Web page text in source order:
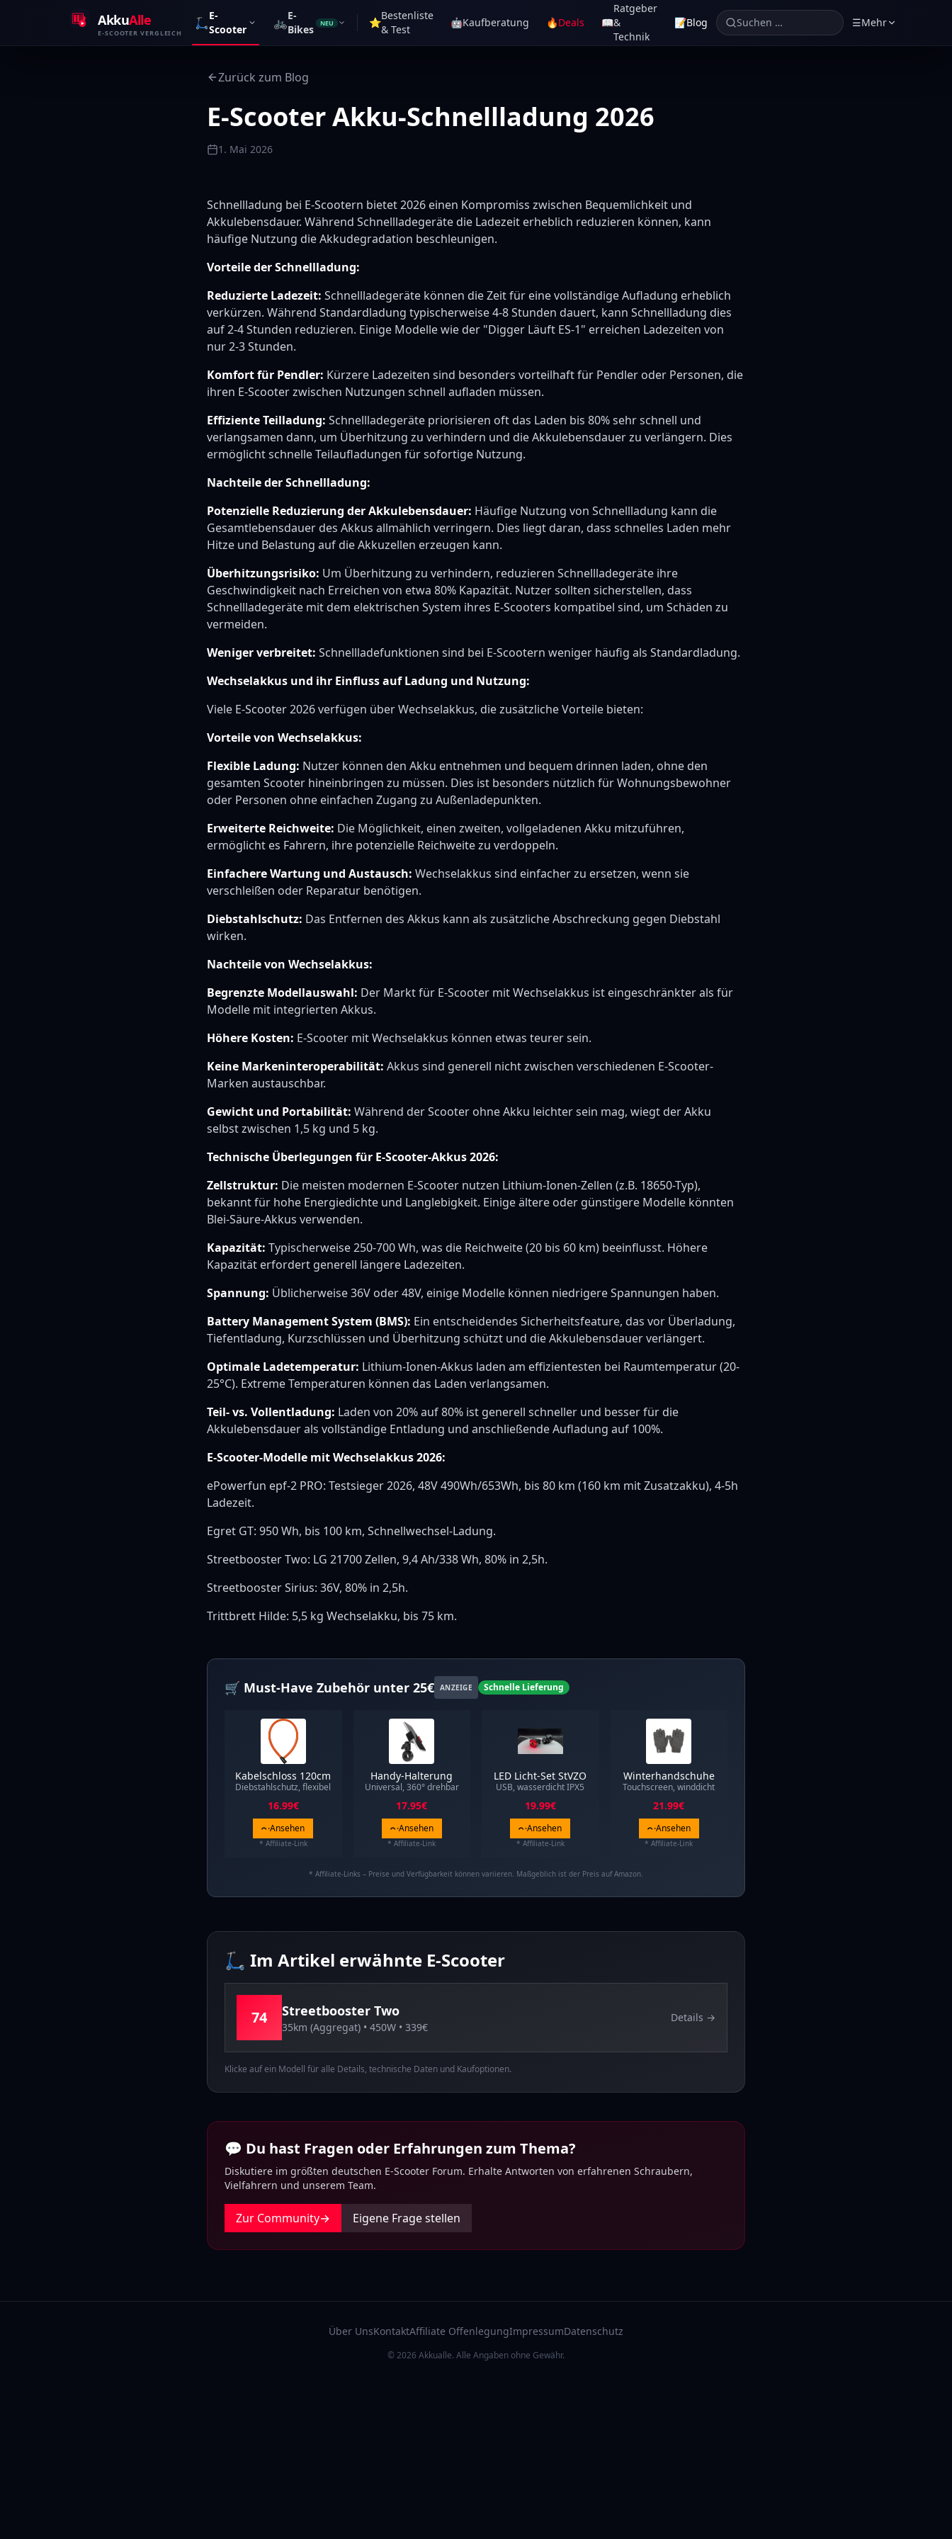
AkkuAlle
E-SCOOTER VERGLEICH
🛴E-
Scooter
🚲E-
Bikes
NEU ⭐
Bestenliste
& Test
🤖Kaufberatung 🔥Deals 📖
Ratgeber
&
Technik
📝Blog Suchen … ☰Mehr
Zurück zum Blog
E-Scooter Akku-Schnellladung 2026
1. Mai 2026
Schnellladung bei E-Scootern bietet 2026 einen Kompromiss zwischen Bequemlichkeit und
Akkulebensdauer. Während Schnellladegeräte die Ladezeit erheblich reduzieren können, kann
häufige Nutzung die Akkudegradation beschleunigen.
Vorteile der Schnellladung:
Reduzierte Ladezeit: Schnellladegeräte können die Zeit für eine vollständige Aufladung erheblich
verkürzen. Während Standardladung typischerweise 4-8 Stunden dauert, kann Schnellladung dies
auf 2-4 Stunden reduzieren. Einige Modelle wie der "Digger Läuft ES-1" erreichen Ladezeiten von
nur 2-3 Stunden.
Komfort für Pendler: Kürzere Ladezeiten sind besonders vorteilhaft für Pendler oder Personen, die
ihren E-Scooter zwischen Nutzungen schnell aufladen müssen.
Effiziente Teilladung: Schnellladegeräte priorisieren oft das Laden bis 80% sehr schnell und
verlangsamen dann, um Überhitzung zu verhindern und die Akkulebensdauer zu verlängern. Dies
ermöglicht schnelle Teilaufladungen für sofortige Nutzung.
Nachteile der Schnellladung:
Potenzielle Reduzierung der Akkulebensdauer: Häufige Nutzung von Schnellladung kann die
Gesamtlebensdauer des Akkus allmählich verringern. Dies liegt daran, dass schnelles Laden mehr
Hitze und Belastung auf die Akkuzellen erzeugen kann.
Überhitzungsrisiko: Um Überhitzung zu verhindern, reduzieren Schnellladegeräte ihre
Geschwindigkeit nach Erreichen von etwa 80% Kapazität. Nutzer sollten sicherstellen, dass
Schnellladegeräte mit dem elektrischen System ihres E-Scooters kompatibel sind, um Schäden zu
vermeiden.
Weniger verbreitet: Schnellladefunktionen sind bei E-Scootern weniger häufig als Standardladung.
Wechselakkus und ihr Einfluss auf Ladung und Nutzung:
Viele E-Scooter 2026 verfügen über Wechselakkus, die zusätzliche Vorteile bieten:
Vorteile von Wechselakkus:
Flexible Ladung: Nutzer können den Akku entnehmen und bequem drinnen laden, ohne den
gesamten Scooter hineinbringen zu müssen. Dies ist besonders nützlich für Wohnungsbewohner
oder Personen ohne einfachen Zugang zu Außenladepunkten.
Erweiterte Reichweite: Die Möglichkeit, einen zweiten, vollgeladenen Akku mitzuführen,
ermöglicht es Fahrern, ihre potenzielle Reichweite zu verdoppeln.
Einfachere Wartung und Austausch: Wechselakkus sind einfacher zu ersetzen, wenn sie
verschleißen oder Reparatur benötigen.
Diebstahlschutz: Das Entfernen des Akkus kann als zusätzliche Abschreckung gegen Diebstahl
wirken.
Nachteile von Wechselakkus:
Begrenzte Modellauswahl: Der Markt für E-Scooter mit Wechselakkus ist eingeschränkter als für
Modelle mit integrierten Akkus.
Höhere Kosten: E-Scooter mit Wechselakkus können etwas teurer sein.
Keine Markeninteroperabilität: Akkus sind generell nicht zwischen verschiedenen E-Scooter-
Marken austauschbar.
Gewicht und Portabilität: Während der Scooter ohne Akku leichter sein mag, wiegt der Akku
selbst zwischen 1,5 kg und 5 kg.
Technische Überlegungen für E-Scooter-Akkus 2026:
Zellstruktur: Die meisten modernen E-Scooter nutzen Lithium-Ionen-Zellen (z.B. 18650-Typ),
bekannt für hohe Energiedichte und Langlebigkeit. Einige ältere oder günstigere Modelle könnten
Blei-Säure-Akkus verwenden.
Kapazität: Typischerweise 250-700 Wh, was die Reichweite (20 bis 60 km) beeinflusst. Höhere
Kapazität erfordert generell längere Ladezeiten.
Spannung: Üblicherweise 36V oder 48V, einige Modelle können niedrigere Spannungen haben.
Battery Management System (BMS): Ein entscheidendes Sicherheitsfeature, das vor Überladung,
Tiefentladung, Kurzschlüssen und Überhitzung schützt und die Akkulebensdauer verlängert.
Optimale Ladetemperatur: Lithium-Ionen-Akkus laden am effizientesten bei Raumtemperatur (20-
25°C). Extreme Temperaturen können das Laden verlangsamen.
Teil- vs. Vollentladung: Laden von 20% auf 80% ist generell schneller und besser für die
Akkulebensdauer als vollständige Entladung und anschließende Aufladung auf 100%.
E-Scooter-Modelle mit Wechselakkus 2026:
ePowerfun epf-2 PRO: Testsieger 2026, 48V 490Wh/653Wh, bis 80 km (160 km mit Zusatzakku), 4-5h
Ladezeit.
Egret GT: 950 Wh, bis 100 km, Schnellwechsel-Ladung.
Streetbooster Two: LG 21700 Zellen, 9,4 Ah/338 Wh, 80% in 2,5h.
Streetbooster Sirius: 36V, 80% in 2,5h.
Trittbrett Hilde: 5,5 kg Wechselakku, bis 75 km.
🛒 Must-Have Zubehör unter 25€ ANZEIGE Schnelle Lieferung
Kabelschloss 120cm
Diebstahlschutz, flexibel
16.99€
Ansehen
* Affiliate-Link
Handy-Halterung
Universal, 360° drehbar
17.95€
Ansehen
* Affiliate-Link
LED Licht-Set StVZO
USB, wasserdicht IPX5
19.99€
Ansehen
* Affiliate-Link
Winterhandschuhe
Touchscreen, winddicht
21.99€
Ansehen
* Affiliate-Link
* Affiliate-Links – Preise und Verfügbarkeit können variieren. Maßgeblich ist der Preis auf Amazon.
🛴 Im Artikel erwähnte E-Scooter
74 Streetbooster Two
35km (Aggregat) • 450W • 339€
Details →
Klicke auf ein Modell für alle Details, technische Daten und Kaufoptionen.
💬 Du hast Fragen oder Erfahrungen zum Thema?
Diskutiere im größten deutschen E-Scooter Forum. Erhalte Antworten von erfahrenen Schraubern,
Vielfahrern und unserem Team.
Zur Community→ Eigene Frage stellen
Über UnsKontaktAffiliate OffenlegungImpressumDatenschutz
© 2026 Akkualle. Alle Angaben ohne Gewähr.